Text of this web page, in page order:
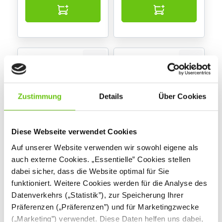
Zustimmung Details Über Cookies
Diese Webseite verwendet Cookies
Auf unserer Website verwenden wir sowohl eigene als
auch externe Cookies. „Essentielle” Cookies stellen
dabei sicher, dass die Website optimal für Sie
funktioniert. Weitere Cookies werden für die Analyse des
Datenverkehrs („Statistik”), zur Speicherung Ihrer
Präferenzen („Präferenzen”) und für Marketingzwecke
(„Marketing”) verwendet. Diese Daten helfen uns dabei,
Garderobenleiste,
einfach
Produktnummer: 099620N
69,90 €
Kindersitzbank,
eckige Beine, SH 35,
Ahorn Jylland
Produktnummer:
114,90 €